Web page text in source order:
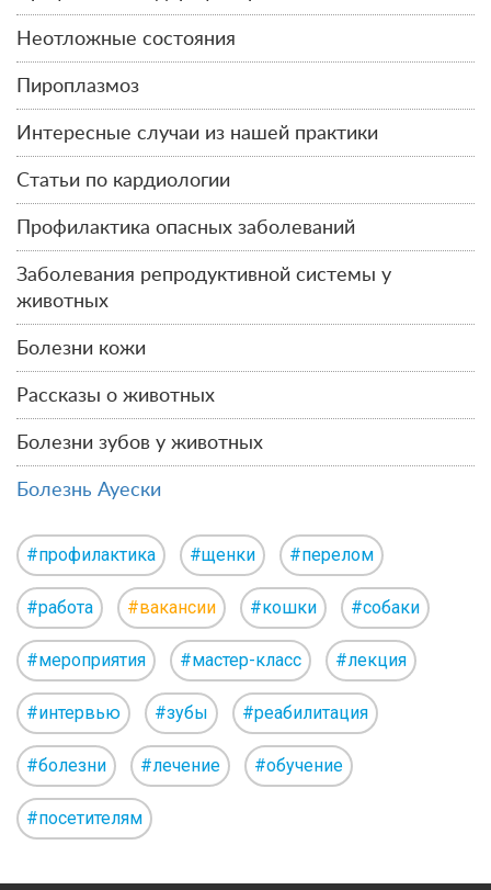
Неотложные состояния
Пироплазмоз
Интересные случаи из нашей практики
Статьи по кардиологии
Профилактика опасных заболеваний
Заболевания репродуктивной системы у
животных
Болезни кожи
Рассказы о животных
Болезни зубов у животных
Болезнь Ауески
#профилактика #щенки #перелом
#работа #вакансии #кошки #собаки
#мероприятия #мастер-класс #лекция
#интервью #зубы #реабилитация
#болезни #лечение #обучение
#посетителям